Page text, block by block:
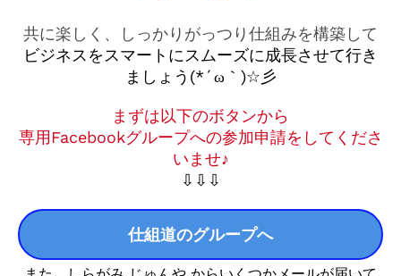
共に楽しく、しっかりがっつり仕組みを構築して
ビジネスをスマートにスムーズに成長させて行き
ましょう(*´ω｀)☆彡
まずは以下のボタンから
専用Facebookグループへの参加申請をしてくださ
いませ♪
⇩⇩⇩
仕組道のグループへ